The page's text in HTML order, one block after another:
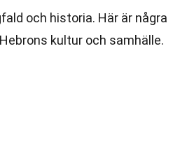
och historia. Här är några
kultur och samhälle.